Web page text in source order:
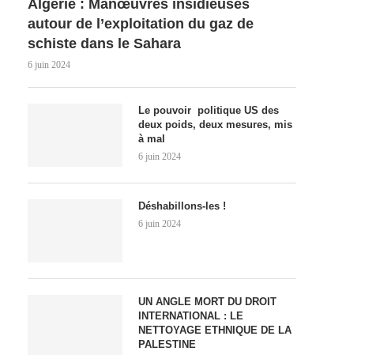
Algérie : Manœuvres insidieuses
autour de l’exploitation du gaz de
schiste dans le Sahara
6 juin 2024
Le pouvoir politique US des
deux poids, deux mesures, mis
à mal
6 juin 2024
Déshabillons-les !
6 juin 2024
UN ANGLE MORT DU DROIT
INTERNATIONAL : LE
NETTOYAGE ETHNIQUE DE LA
PALESTINE